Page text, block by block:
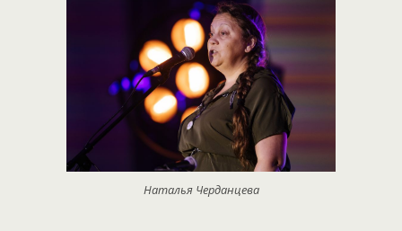
Наталья Черданцева